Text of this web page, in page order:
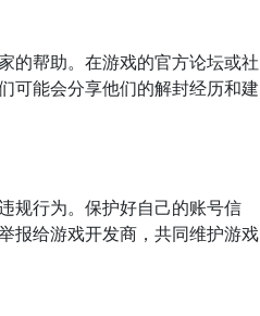
的帮助。在游戏的官方论坛或社
可能会分享他们的解封经历和建
规行为。保护好自己的账号信
报给游戏开发商，共同维护游戏